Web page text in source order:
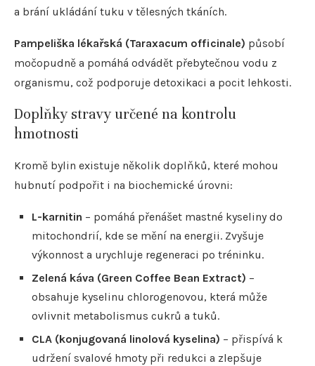
a brání ukládání tuku v tělesných tkáních.
Pampeliška lékařská (Taraxacum officinale) působí
močopudně a pomáhá odvádět přebytečnou vodu z
organismu, což podporuje detoxikaci a pocit lehkosti.
Doplňky stravy určené na kontrolu
hmotnosti
Kromě bylin existuje několik doplňků, které mohou
hubnutí podpořit i na biochemické úrovni:
L-karnitin – pomáhá přenášet mastné kyseliny do
mitochondrií, kde se mění na energii. Zvyšuje
výkonnost a urychluje regeneraci po tréninku.
Zelená káva (Green Coffee Bean Extract) –
obsahuje kyselinu chlorogenovou, která může
ovlivnit metabolismus cukrů a tuků.
CLA (konjugovaná linolová kyselina) – přispívá k
udržení svalové hmoty při redukci a zlepšuje